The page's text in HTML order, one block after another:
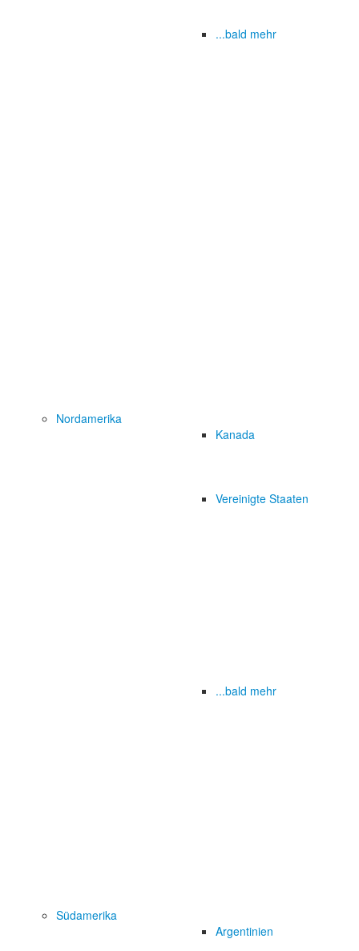
...bald mehr
Nordamerika
Kanada
Vereinigte Staaten
...bald mehr
Südamerika
Argentinien